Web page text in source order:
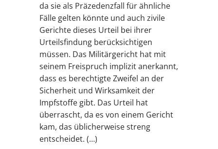
da sie als Präzedenzfall für ähnliche
Fälle gelten könnte und auch zivile
Gerichte dieses Urteil bei ihrer
Urteilsfindung berücksichtigen
müssen. Das Militärgericht hat mit
seinem Freispruch implizit anerkannt,
dass es berechtigte Zweifel an der
Sicherheit und Wirksamkeit der
Impfstoffe gibt. Das Urteil hat
überrascht, da es von einem Gericht
kam, das üblicherweise streng
entscheidet. (…)